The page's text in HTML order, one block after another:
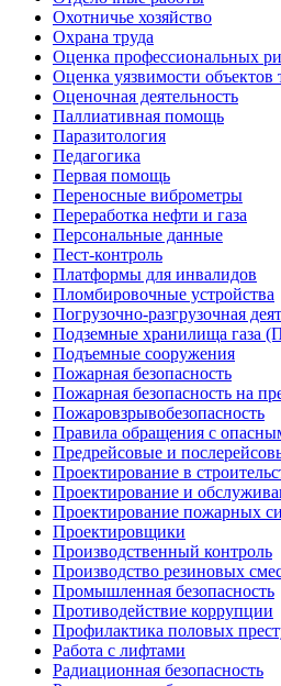
Охотничье хозяйство
Охрана труда
Оценка профессиональных
Оценка уязвимости
Оценочная деятельность
Паллиативная помощь
Паразитология
Педагогика
Первая помощь
Переносные виброметры
Переработка нефти и газа
Персональные данные
Пест-контроль
Платформы для инвалидов
Пломбировочные устройства
Погрузочно-разгрузочная
Подземные хранилища газа
Подъемные сооружения
Пожарная безопасность
Пожарная безопасность на
Пожаровзрывобезопасность
Правила обращения с
Предрейсовые и
Проектирование в
Проектирование и
Проектирование пожарных
Проектировщики
Производственный контроль
Производство резиновых
Промышленная безопасность
Противодействие коррупции
Профилактика половых
Работа с лифтами
Радиационная безопасность